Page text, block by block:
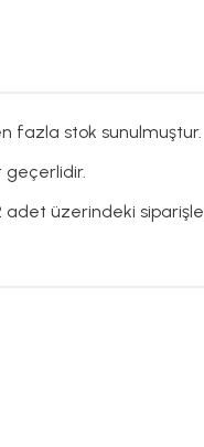
fazla stok sunulmuştur.
geçerlidir.
üzerindeki